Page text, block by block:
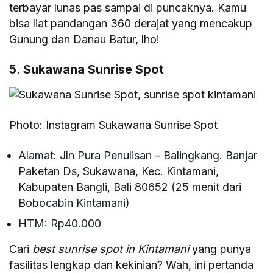
terbayar lunas pas sampai di puncaknya. Kamu
bisa liat pandangan 360 derajat yang mencakup
Gunung dan Danau Batur, lho!
5. Sukawana Sunrise Spot
Photo: Instagram Sukawana Sunrise Spot
Alamat: Jln Pura Penulisan – Balingkang. Banjar
Paketan Ds, Sukawana, Kec. Kintamani,
Kabupaten Bangli, Bali 80652 (25 menit dari
Bobocabin Kintamani)
HTM: Rp40.000
Cari best sunrise spot in Kintamaniyang punya
fasilitas lengkap dan kekinian? Wah, ini pertanda